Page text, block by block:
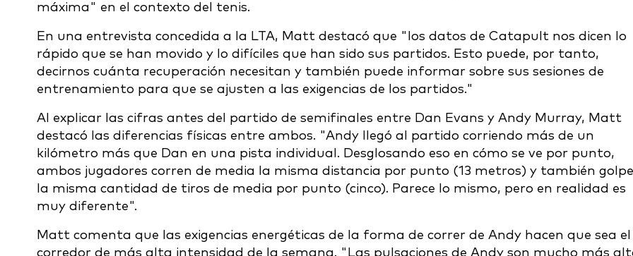
máxima" en el contexto del tenis.
En una entrevista concedida a la LTA, Matt destacó que "los datos de Catapult nos dicen lo
rápido que se han movido y lo difíciles que han sido sus partidos. Esto puede, por tanto,
decirnos cuánta recuperación necesitan y también puede informar sobre sus sesiones de
entrenamiento para que se ajusten a las exigencias de los partidos."
Al explicar las cifras antes del partido de semifinales entre Dan Evans y Andy Murray, Matt
destacó las diferencias físicas entre ambos. "Andy llegó al partido corriendo más de un
kilómetro más que Dan en una pista individual. Desglosando eso en cómo se ve por punto,
ambos jugadores corren de media la misma distancia por punto (13 metros) y también
la misma cantidad de tiros de media por punto (cinco). Parece lo mismo, pero en realidad es
muy diferente".
Matt comenta que las exigencias energéticas de la forma de correr de Andy hacen que sea el
corredor de más alta intensidad de la semana. "Las pulsaciones de Andy son mucho más